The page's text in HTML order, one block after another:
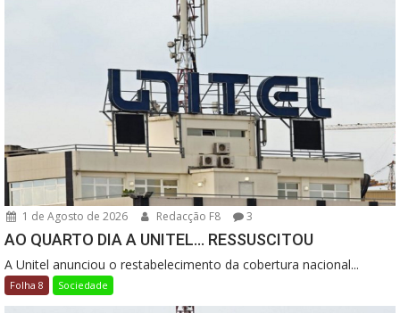
1 de Agosto de 2026 Redacção F8 3
AO QUARTO DIA A UNITEL… RESSUSCITOU
A Unitel anunciou o restabelecimento da cobertura nacional...
Folha 8 Sociedade